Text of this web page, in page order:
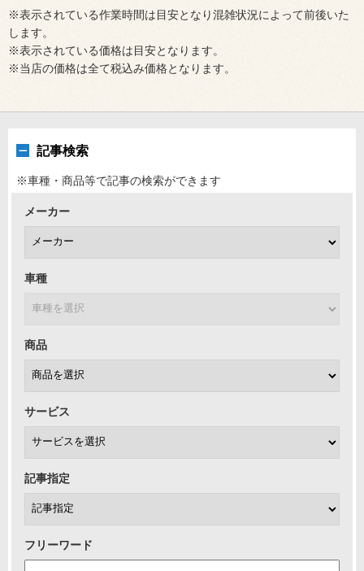
※表示されている作業時間は目安となり混雑状況によって前後いた
します。
※表示されている価格は目安となります。
※当店の価格は全て税込み価格となります。
記事検索
※車種・商品等で記事の検索ができます
メーカー
車種
商品
サービス
記事指定
フリーワード